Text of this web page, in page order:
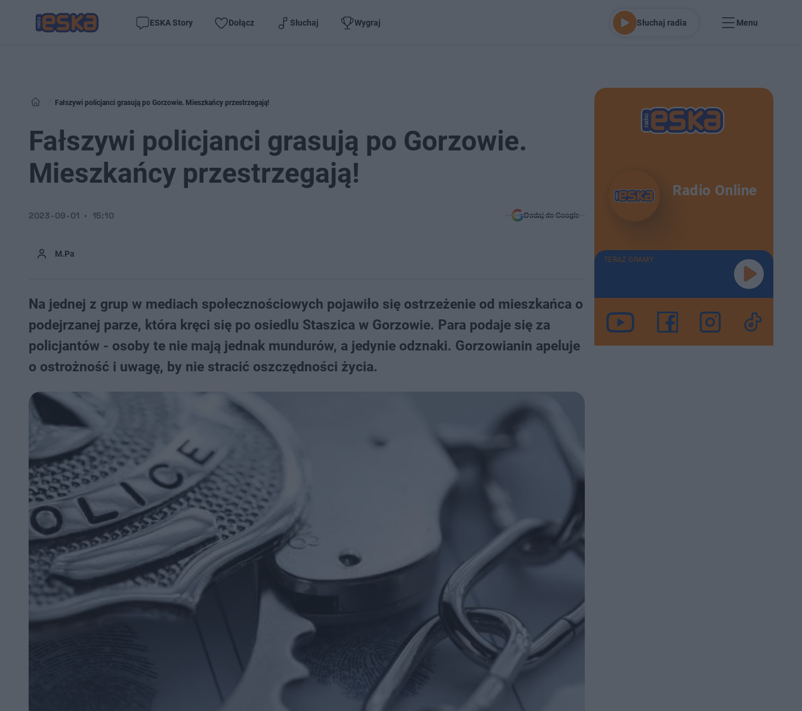
ESKA Story Dołącz Słuchaj Wygraj Słuchaj radia Menu
Fałszywi policjanci grasują po Gorzowie. Mieszkańcy przestrzegają!
Fałszywi policjanci grasują po Gorzowie.
Mieszkańcy przestrzegają!
M.Pa
2023-09-01 15:10 Dodaj do Google
Na jednej z grup w mediach społecznościowych pojawiło się ostrzeżenie od mieszkańca o
podejrzanej parze, która kręci się po osiedlu Staszica w Gorzowie. Para podaje się za
policjantów - osoby te nie mają jednak mundurów, a jedynie odznaki. Gorzowianin apeluje
o ostrożność i uwagę, by nie stracić oszczędności życia.
Radio Online
TERAZ GRAMY